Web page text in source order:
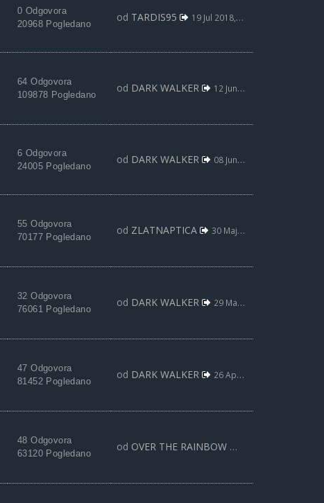
0 Odgovora
20968 Pogledano
od TARDIS95 19 Jul 2018, 19:05
64 Odgovora
109878 Pogledano
od DARK WALKER 12 Jun 2018, 01:18
6 Odgovora
24005 Pogledano
od DARK WALKER 08 Jun 2018, 20:32
55 Odgovora
70177 Pogledano
od ZLATNAPTICA 30 Maj 2018, 18:51
32 Odgovora
76061 Pogledano
od DARK WALKER 29 Maj 2018, 14:49
47 Odgovora
81452 Pogledano
od DARK WALKER 26 Apr 2018, 15:47
48 Odgovora
63120 Pogledano
od OVER THE RAINBOW